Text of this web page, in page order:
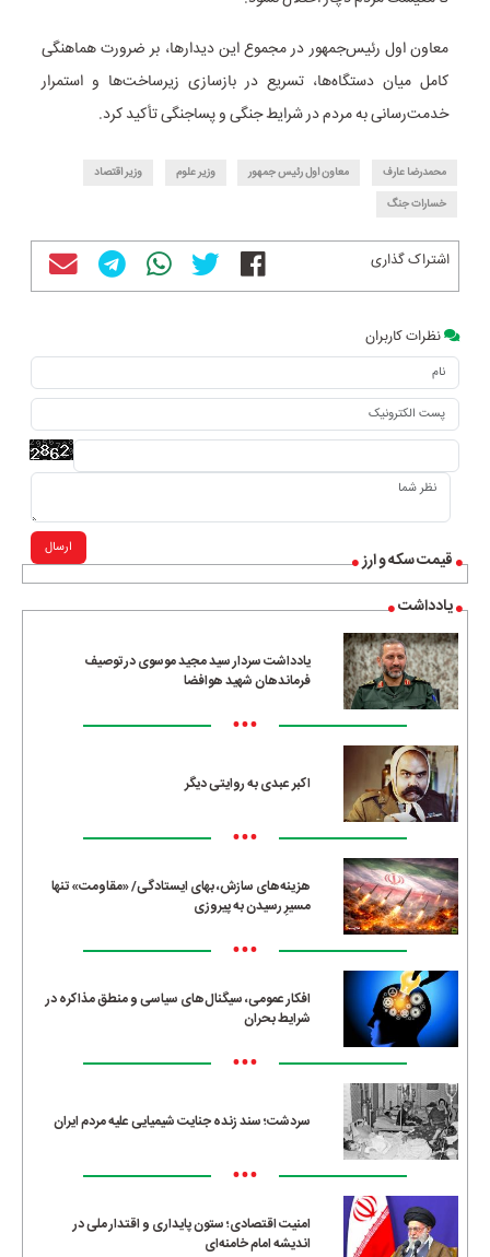
قیمت سکه و ارز
یادداشت
یادداشت سردار سید مجید موسوی در توصیف
فرماندهان شهید هوافضا
•••
اکبر عبدی به روایتی دیگر
•••
هزینه‌های سازش، بهای ایستادگی/ «مقاومت» تنها
مسیرِ رسیدن به پیروزی
•••
افکار عمومی، سیگنال‌های سیاسی و منطق مذاکره در
شرایط بحران
•••
سردشت؛ سند زنده جنایت شیمیایی علیه مردم ایران
•••
امنیت اقتصادی؛ ستون پایداری و اقتدار ملی در
اندیشه امام خامنه‌ای
معاون اول رئیس‌جمهور در مجموع این دیدارها، بر ضرورت هماهنگی
کامل میان دستگاه‌ها، تسریع در بازسازی زیرساخت‌ها و استمرار
خدمت‌رسانی به مردم در شرایط جنگی و پساجنگی تأکید کرد.
محمدرضا عارف معاون اول رئیس جمهور وزیر علوم
وزیر اقتصاد
خسارات جنگ
اشتراک گذاری
نظرات کاربران
ارسال